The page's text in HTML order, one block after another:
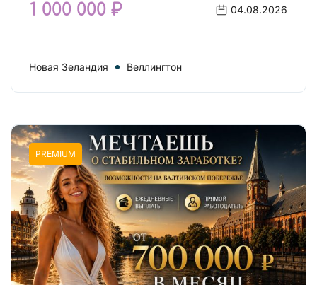
1 000 000 ₽ 04.08.2026
Новая Зеландия Веллингтон
PREMIUM